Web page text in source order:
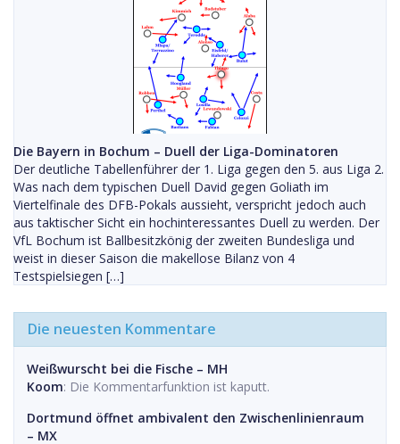
Die Bayern in Bochum – Duell der Liga-Dominatoren
Der deutliche Tabellenführer der 1. Liga gegen den 5. aus Liga 2.
Was nach dem typischen Duell David gegen Goliath im
Viertelfinale des DFB-Pokals aussieht, verspricht jedoch auch
aus taktischer Sicht ein hochinteressantes Duell zu werden. Der
VfL Bochum ist Ballbesitzkönig der zweiten Bundesliga und
weist in dieser Saison die makellose Bilanz von 4
Testspielsiegen […]
Die neuesten Kommentare
Weißwurscht bei die Fische – MH
Koom: Die Kommentarfunktion ist kaputt.
Dortmund öffnet ambivalent den Zwischenlinienraum
– MX